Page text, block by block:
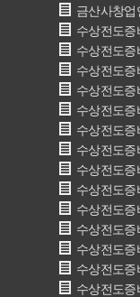
금산사창업
수상전도증
수상전도증
수상전도증
수상전도증
수상전도증
수상전도증
수상전도증
수상전도증
수상전도증
수상전도증
수상전도증
수상전도증
수상전도증
수상전도증